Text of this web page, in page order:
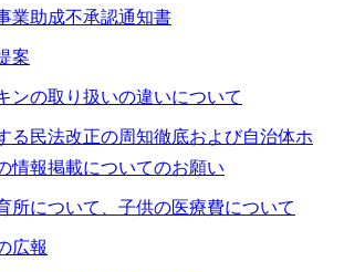
業助成不承認通知書
案
ンの取り扱いの違いについて
る民法改正の周知徹底および自治体ホ
情報掲載についてのお願い
所について、⼦供の医療費について
広報